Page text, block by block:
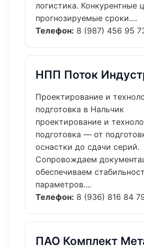
логистика. Конкурентные
прогнозируемые сроки....
Телефон: 8 (987) 456 95
НПП Поток
Проектирование и
подготовка в Нальчик
проектирование и
подготовка — от
оснастки до сдачи серий.
Сопровождаем
обеспечиваем
параметров....
Телефон: 8 (936) 816 84
ПАО Комплект